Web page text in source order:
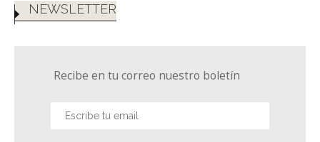
NEWSLETTER
Recibe en tu correo nuestro boletín